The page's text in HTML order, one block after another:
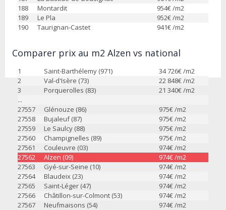
188
Montardit 954€ /m2
189
Le Pla 952€ /m2
190
Taurignan-Castet 941€ /m2
Comparer prix au m2 Alzen vs national
1 Saint-Barthélemy (971) 34 726€ /m2
2
Val-d'Isère (73) 22 848€ /m2
3
Porquerolles (83) 21 340€ /m2
...
27557
Glénouze (86) 975€ /m2
27558
Bujaleuf (87) 975€ /m2
27559
Le Saulcy (88) 975€ /m2
27560
Champignelles (89) 975€ /m2
27561
Couleuvre (03) 974€ /m2
27562
Alzen (09) 974€ /m2
27563
Gyé-sur-Seine (10) 974€ /m2
27564
Blaudeix (23) 974€ /m2
27565
Saint-Léger (47) 974€ /m2
27566
Châtillon-sur-Colmont (53) 974€ /m2
27567
Neufmaisons (54) 974€ /m2